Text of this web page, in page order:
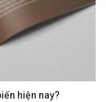
hiện nay?